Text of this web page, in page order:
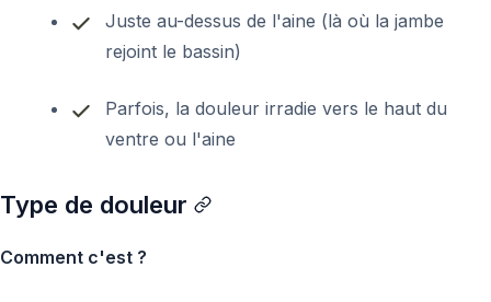
Juste au-dessus de l'aine (là où la jambe
rejoint le bassin)
Parfois, la douleur irradie vers le haut du
ventre ou l'aine
Type de douleur
Comment c'est ?